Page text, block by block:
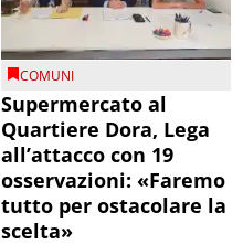
COMUNI
Supermercato al
Quartiere Dora, Lega
all’attacco con 19
osservazioni: «Faremo
tutto per ostacolare la
scelta»